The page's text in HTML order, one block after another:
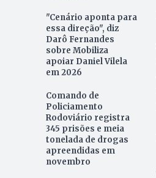
"Cenário aponta para
essa direção", diz
Darô Fernandes
sobre Mobiliza
apoiar Daniel Vilela
em 2026
Comando de
Policiamento
Rodoviário registra
345 prisões e meia
tonelada de drogas
apreendidas em
novembro